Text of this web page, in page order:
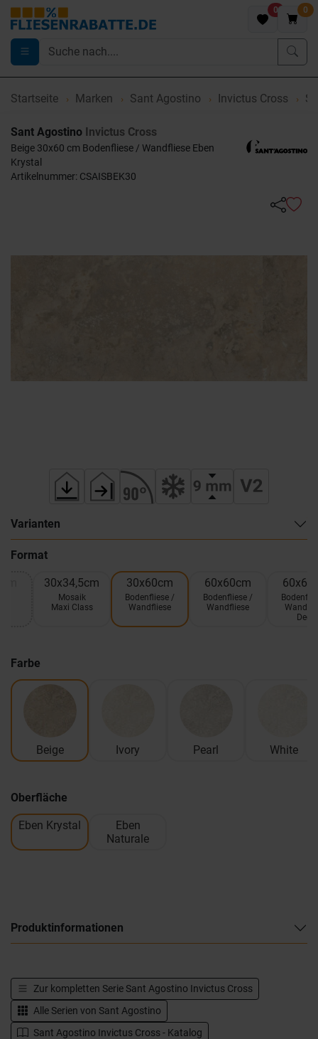
0 0
Startseite Marken Sant Agostino Invictus Cross
Sant Agostino Invictus Cross
Beige 30x60 cm Bodenfliese / Wandfliese Eben
Krystal
Artikelnummer: CSAISBEK30
Varianten
Format
30x34,5cm
Mosaik
Maxi Class
30x60cm
Bodenfliese /
Wandfliese
60x60cm
Bodenfliese /
Wandfliese
Deco
Farbe
Beige Ivory Pearl White
Oberfläche
Eben Krystal
Eben
Naturale
Produktinformationen
Zur kompletten Serie Sant Agostino Invictus Cross
Alle Serien von Sant Agostino
Sant Agostino Invictus Cross - Katalog